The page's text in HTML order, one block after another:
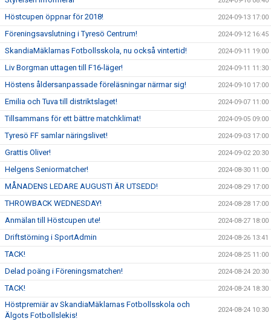
Höstcupen öppnar för 2018! 2024-09-13 17:00
Föreningsavslutning i Tyresö Centrum! 2024-09-12 16:45
SkandiaMäklarnas Fotbollsskola, nu också vintertid! 2024-09-11 19:00
Liv Borgman uttagen till F16-läger! 2024-09-11 11:30
Höstens åldersanpassade föreläsningar närmar sig! 2024-09-10 17:00
Emilia och Tuva till distriktslaget! 2024-09-07 11:00
Tillsammans för ett bättre matchklimat! 2024-09-05 09:00
Tyresö FF samlar näringslivet! 2024-09-03 17:00
Grattis Oliver! 2024-09-02 20:30
Helgens Seniormatcher! 2024-08-30 11:00
MÅNADENS LEDARE AUGUSTI ÄR UTSEDD! 2024-08-29 17:00
THROWBACK WEDNESDAY! 2024-08-28 17:00
Anmälan till Höstcupen ute! 2024-08-27 18:00
Driftstörning i SportAdmin 2024-08-26 13:41
TACK! 2024-08-25 11:00
Delad poäng i Föreningsmatchen! 2024-08-24 20:30
TACK! 2024-08-24 18:30
Höstpremiär av SkandiaMäklarnas Fotbollsskola och
Älgots Fotbollslekis!
2024-08-24 10:30